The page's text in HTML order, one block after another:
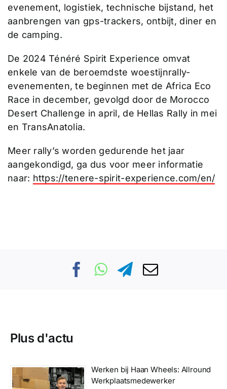
evenement, logistiek, technische bijstand, het
aanbrengen van gps-trackers, ontbijt, diner en
de camping.
De 2024 Ténéré Spirit Experience omvat
enkele van de beroemdste woestijnrally-
evenementen, te beginnen met de Africa Eco
Race in december, gevolgd door de Morocco
Desert Challenge in april, de Hellas Rally in mei
en TransAnatolia.
Meer rally’s worden gedurende het jaar
aangekondigd, ga dus voor meer informatie
naar: https://tenere-spirit-experience.com/en/
Plus d'actu
Werken bij Haan Wheels: Allround
Werkplaatsmedewerker